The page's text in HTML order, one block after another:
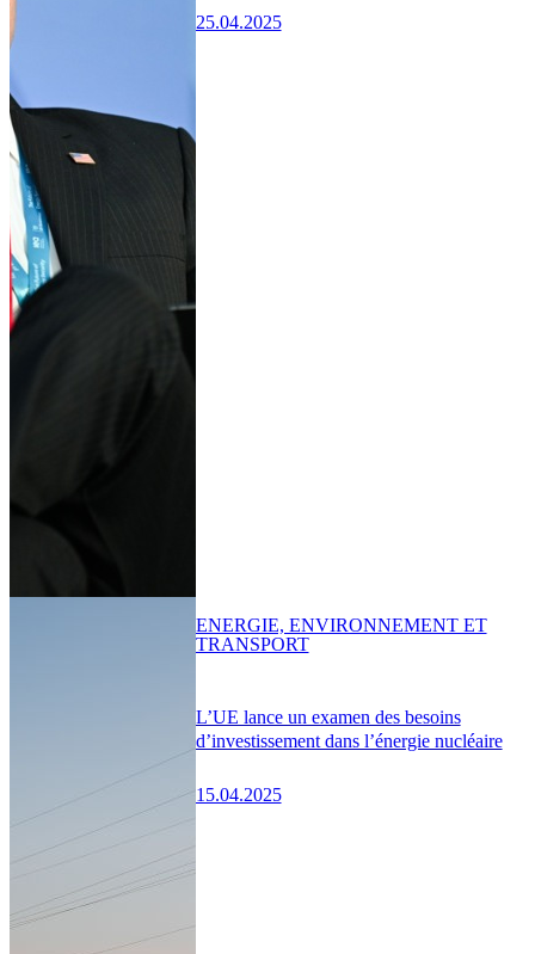
25.04.2025
L’UE lance un examen des besoins
d’investissement dans l’énergie nucléaire
15.04.2025
ENERGIE, ENVIRONNEMENT ET
TRANSPORT